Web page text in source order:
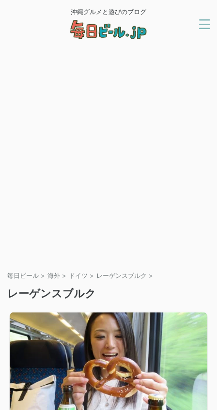
沖縄グルメと遊びのブログ
毎日ビール > 海外 > ドイツ > レーゲンスブルク >
レーゲンスブルク